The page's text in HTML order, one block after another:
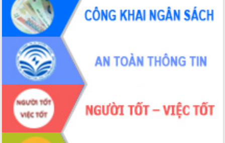
Lãnh đạo tỉnh dâng hương tưởng niệm
tại Đập Đồng Cam đầu Xuân Bính Ngọ
Ngành nông nghiệp phấn đấu tăng
trưởng đạt 5,86% trong năm 2026
UBND tỉnh Đắk Lắk triển khai công tác
quốc phòng, quân sự địa phương năm
2026
Đắk Lắk tập trung toàn lực khắc phục
tồn tại IUU, sẵn sàng làm việc với
Đoàn thanh tra EC
Chủ tịch UBND tỉnh Tạ Anh Tuấn thăm,
chúc mừng các bệnh viện nhân Ngày
Thầy thuốc Việt Nam